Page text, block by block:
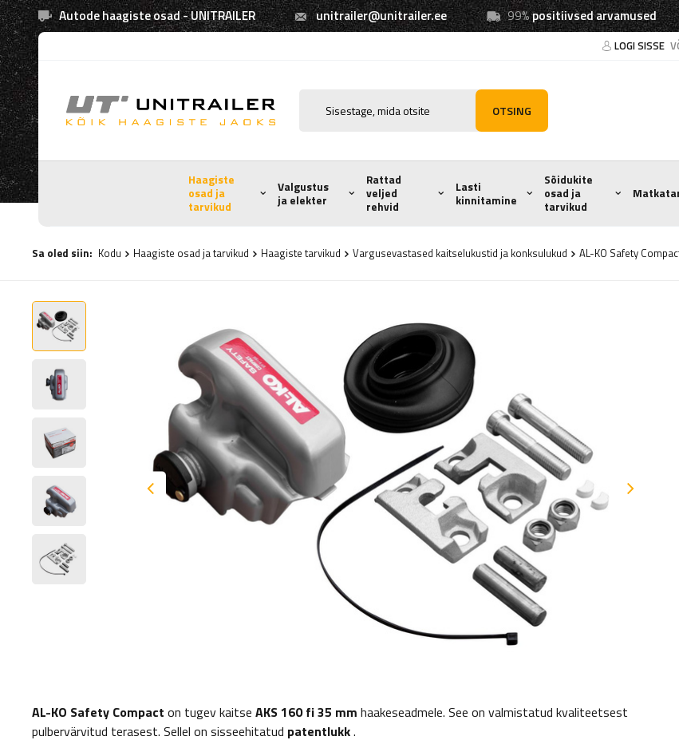
Autode haagiste osad - UNITRAILER unitrailer@unitrailer.ee 99%positiivsed arvamused
LOGI SISSE
OTSING
Haagiste
osad ja
tarvikud
Valgustus
ja elekter
Rattad
veljed
rehvid
Lasti
kinnitamine
Sõidukite
osad ja
tarvikud
Sa oled siin: Kodu Haagiste osad ja tarvikud Haagiste tarvikud Vargusevastased kaitselukustid ja konksulukud AL-KO Safety
AL-KO Safety Compact on tugev kaitse AKS 160 fi 35 mm haakeseadmele. See on valmistatud kvaliteetsest
pulbervärvitud terasest. Sellel on sisseehitatud patentlukk.